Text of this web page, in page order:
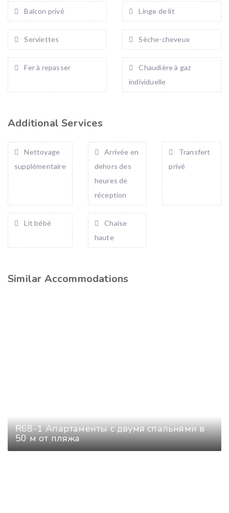
Balcon privé Linge de lit
Serviettes Sèche-cheveux
Fer à repasser
Chaudière à gaz
individuelle
Additional Services
Nettoyage
supplémentaire
Arrivée en
dehors des
heures de
réception
Transfert
privé
Lit bébé
Chaise
haute
Similar Accommodations
R68-1 Апартаменты с двумя спальнями в
50 м от пляжа